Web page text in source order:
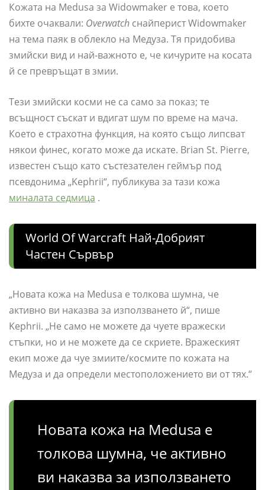
Кожата на Medusa за Widowmaker е това, което
бихте очаквали: Overwatch снайперист Widowmaker
на тема паяк в облекло на Медуза. Тя придобива
змийски вид и най-важното е, че кичурите на косата
й се превръщат в змии.
Тези змийски косми не са само за показ; те
всъщност съскат и вдигат шум по време на мача.
Което е страхотна функция, на която също липсват
някои финес, когато може да искате. Brian St. Pierre,
известен също като състезателен геймър под
псевдонима „Kephrii“, публикува за тази кожа
миналата седмица .
World Of Warcraft Най-Добрият
Частен Сървър
„Новата кожа на Medusa е толкова шумна, че
активно ви наказва за използването й“, пише
Kephrii. „Не само не можете да чуете вражески
стъпки, но и не можете да се скриете. Вражеският
екип може да чуе змиите/космите по кожата на
Медуза и да определи местоположението ви от тях.“
Новата кожа на Medusa е
толкова шумна, че активно
ви наказва за използването